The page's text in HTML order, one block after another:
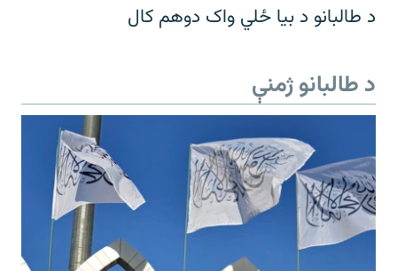
د طالبانو د بیا ځلي واک دوهم کال
د طالبانو ژمنې